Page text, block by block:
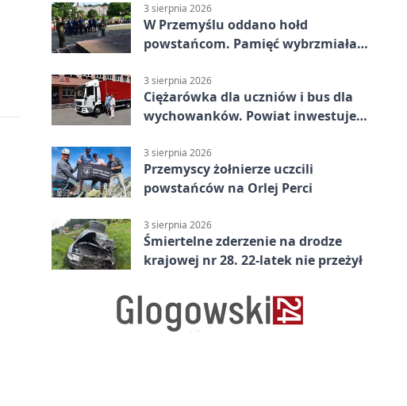
3 sierpnia 2026
W Przemyślu oddano hołd
powstańcom. Pamięć wybrzmiała
3 sierpnia 2026
Ciężarówka dla uczniów i bus dla
wychowanków. Powiat inwestuje
3 sierpnia 2026
Przemyscy żołnierze uczcili
powstańców na Orlej Perci
3 sierpnia 2026
Śmiertelne zderzenie na drodze
krajowej nr 28. 22-latek nie przeżył